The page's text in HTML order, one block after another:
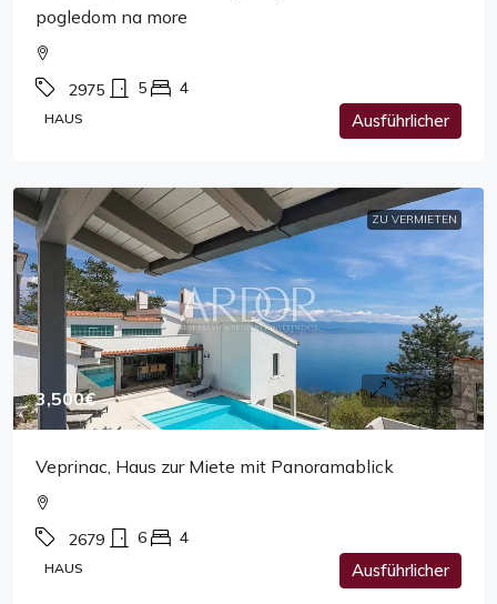
pogledom na more
2975 5 4
HAUS Ausführlicher
ZU VERMIETEN
3,500€
Veprinac, Haus zur Miete mit Panoramablick
2679 6 4
HAUS Ausführlicher